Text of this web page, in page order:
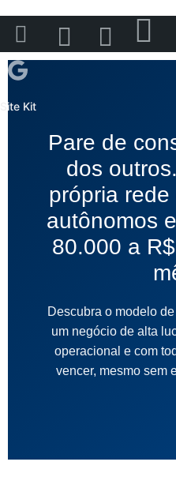
Be
Site Kit
Pare de
dos
própria
autônomos
80.000 a
Descubra o modelo
um negócio de alta
operacional e com
vencer, mesmo sem